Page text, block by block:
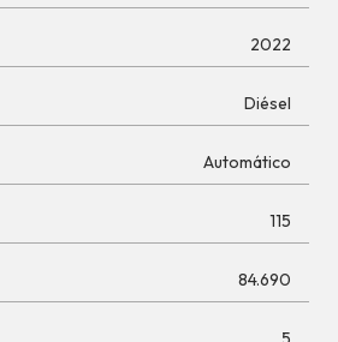
2022
Diésel
Automático
115
84.690